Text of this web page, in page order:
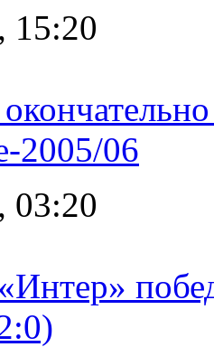
15:20
2005/06
03:20